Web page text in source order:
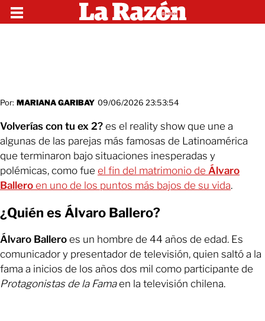
Por: MARIANA GARIBAY 09/06/2026 23:53:54
Volverías con tu ex 2? es el reality show que une a
algunas de las parejas más famosas de Latinoamérica
que terminaron bajo situaciones inesperadas y
polémicas, como fue el fin del matrimonio de Álvaro
Ballero en uno de los puntos más bajos de su vida.
¿Quién es Álvaro Ballero?
Álvaro Ballero es un hombre de 44 años de edad. Es
comunicador y presentador de televisión, quien saltó a la
fama a inicios de los años dos mil como participante de
Protagonistas de la Famaen la televisión chilena.